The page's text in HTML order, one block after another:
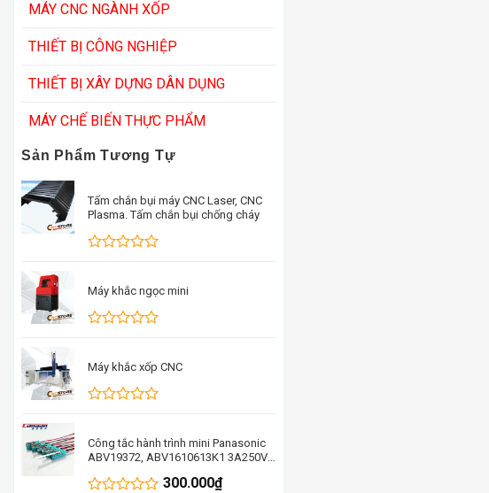
MÁY CNC NGÀNH XỐP
THIẾT BỊ CÔNG NGHIỆP
THIẾT BỊ XÂY DỰNG DÂN DỤNG
MÁY CHẾ BIẾN THỰC PHẨM
Sản Phẩm Tương Tự
Tấm chắn bụi máy CNC Laser, CNC
Plasma. Tấm chắn bụi chống cháy
hạng
5
Máy khắc ngọc mini
hạng
5
Máy khắc xốp CNC
hạng
0
sao
Công tắc hành trình mini Panasonic
ABV19372, ABV1610613K1 3A250V
ABV19388FA
300.000₫